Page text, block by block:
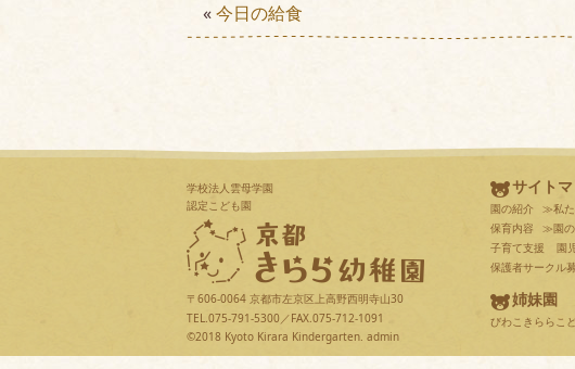
«今日の給食
学校法人雲母学園
認定こども園
〒606-0064 京都市左京区上高野西明寺山30
TEL.075-791-5300／FAX.075-712-1091
©2018 Kyoto Kirara Kindergarten. admin
サイト
園の紹介 ≫私た
保育内容
≫園の
子育て支援
園
保護者サークル
姉妹園
びわこきららこ